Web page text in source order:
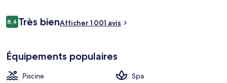
hôtel de luxe abrite en outre 3 bars/lounges, une piscine couverte
L'hébergement se situe à une courte distance à pied des transports
publics. Station Shinkobe se trouve à 5 min à peine.
Avis
voyageurs
8,48,4 sur 10
Très bienAfficher 1 001 avis
Équipements populaires
Piscine
Spa